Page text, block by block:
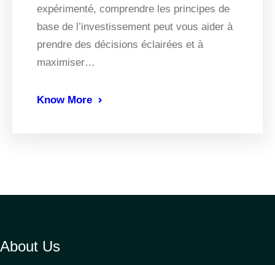
expérimenté, comprendre les principes de
base de l’investissement peut vous aider à
prendre des décisions éclairées et à
maximiser…
Know More
About Us